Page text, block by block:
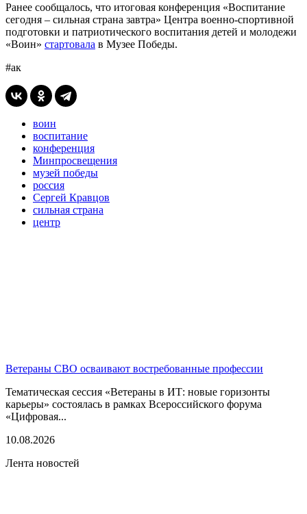
Ранее сообщалось, что итоговая конференция «Воспитание
сегодня – сильная страна завтра» Центра военно-спортивной
подготовки и патриотического воспитания детей и молодежи
«Воин» стартовала в Музее Победы.
#ак
воин
воспитание
конференция
Минпросвещения
музей победы
россия
Сергей Кравцов
сильная страна
центр
Ветераны СВО осваивают востребованные профессии
Тематическая сессия «Ветераны в ИТ: новые горизонты
карьеры» состоялась в рамках Всероссийского форума
«Цифровая...
10.08.2026
Лента новостей